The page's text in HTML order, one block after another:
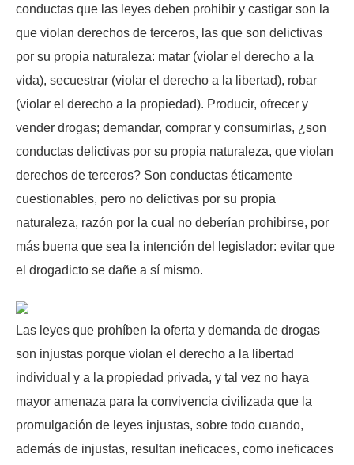
conductas que las leyes deben prohibir y castigar son la
que violan derechos de terceros, las que son delictivas
por su propia naturaleza: matar (violar el derecho a la
vida), secuestrar (violar el derecho a la libertad), robar
(violar el derecho a la propiedad). Producir, ofrecer y
vender drogas; demandar, comprar y consumirlas, ¿son
conductas delictivas por su propia naturaleza, que violan
derechos de terceros? Son conductas éticamente
cuestionables, pero no delictivas por su propia
naturaleza, razón por la cual no deberían prohibirse, por
más buena que sea la intención del legislador: evitar que
el drogadicto se dañe a sí mismo.
Las leyes que prohíben la oferta y demanda de drogas
son injustas porque violan el derecho a la libertad
individual y a la propiedad privada, y tal vez no haya
mayor amenaza para la convivencia civilizada que la
promulgación de leyes injustas, sobre todo cuando,
además de injustas, resultan ineficaces, como ineficaces